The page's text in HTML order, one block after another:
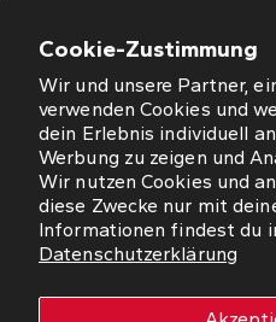
Cookie-Zustimmung
Wir und unsere Partner,
verwenden Cookies und
dein Erlebnis individuell
Werbung zu zeigen und
Wir nutzen Cookies und
diese Zwecke nur mit
Informationen findest du
Datenschutzerklärung
ÖFFNUNGSZEITEN
NEWSLETTER